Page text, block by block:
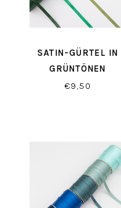
SATIN-GÜRTEL IN
GRÜNTÖNEN
€9,50